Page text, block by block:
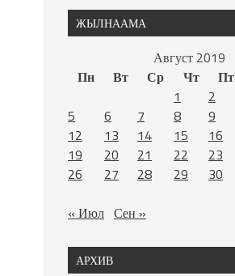
ЖЫЛНААМА
Август 2019
Пн
Вт Ср Чт Пт
1
2
5
6 7 8 9
12
13 14 15 16
19
20 21 22 23
26
27 28 29 30
« Июл Сен »
АРХИВ